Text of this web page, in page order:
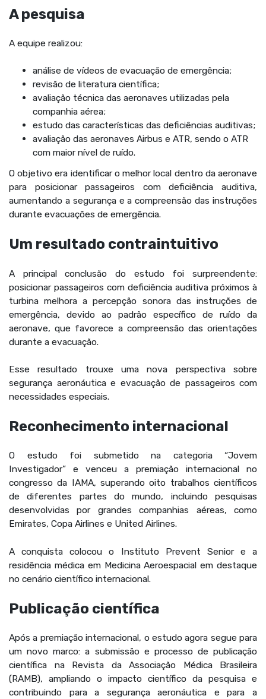
A pesquisa
A equipe realizou:
análise de vídeos de evacuação de emergência;
revisão de literatura científica;
avaliação técnica das aeronaves utilizadas pela
companhia aérea;
estudo das características das deficiências auditivas;
avaliação das aeronaves Airbus e ATR, sendo o ATR
com maior nível de ruído.
O objetivo era identificar o melhor local dentro da aeronave
para posicionar passageiros com deficiência auditiva,
aumentando a segurança e a compreensão das instruções
durante evacuações de emergência.
Um resultado contraintuitivo
A principal conclusão do estudo foi surpreendente:
posicionar passageiros com deficiência auditiva próximos à
turbina melhora a percepção sonora das instruções de
emergência, devido ao padrão específico de ruído da
aeronave, que favorece a compreensão das orientações
durante a evacuação.
Esse resultado trouxe uma nova perspectiva sobre
segurança aeronáutica e evacuação de passageiros com
necessidades especiais.
Reconhecimento internacional
O estudo foi submetido na categoria “Jovem
Investigador” e venceu a premiação internacional no
congresso da IAMA, superando oito trabalhos científicos
de diferentes partes do mundo, incluindo pesquisas
desenvolvidas por grandes companhias aéreas, como
Emirates, Copa Airlines e United Airlines.
A conquista colocou o Instituto Prevent Senior e a
residência médica em Medicina Aeroespacial em destaque
no cenário científico internacional.
Publicação científica
Após a premiação internacional, o estudo agora segue para
um novo marco: a submissão e processo de publicação
científica na Revista da Associação Médica Brasileira
(RAMB), ampliando o impacto científico da pesquisa e
contribuindo para a segurança aeronáutica e para a